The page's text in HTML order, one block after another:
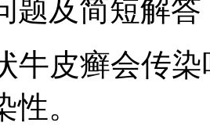
题及简短解答
牛皮癣会传
。